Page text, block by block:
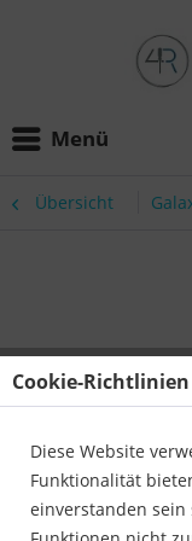
Menü
Übersicht
Cookie-Richtlinien
Diese Website
Funktionalität
einverstanden sein